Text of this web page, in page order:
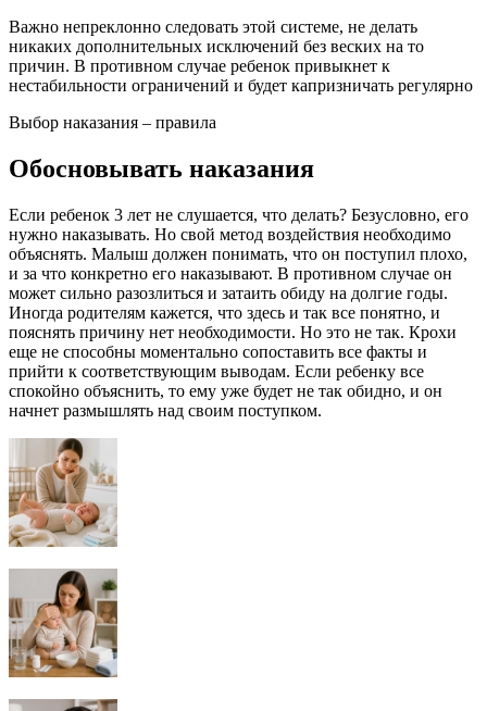
Важно непреклонно следовать этой системе, не делать
никаких дополнительных исключений без веских на то
причин. В противном случае ребенок привыкнет к
нестабильности ограничений и будет капризничать регулярно
Выбор наказания – правила
Обосновывать наказания
Если ребенок 3 лет не слушается, что делать? Безусловно, его
нужно наказывать. Но свой метод воздействия необходимо
объяснять. Малыш должен понимать, что он поступил плохо,
и за что конкретно его наказывают. В противном случае он
может сильно разозлиться и затаить обиду на долгие годы.
Иногда родителям кажется, что здесь и так все понятно, и
пояснять причину нет необходимости. Но это не так. Крохи
еще не способны моментально сопоставить все факты и
прийти к соответствующим выводам. Если ребенку все
спокойно объяснить, то ему уже будет не так обидно, и он
начнет размышлять над своим поступком.